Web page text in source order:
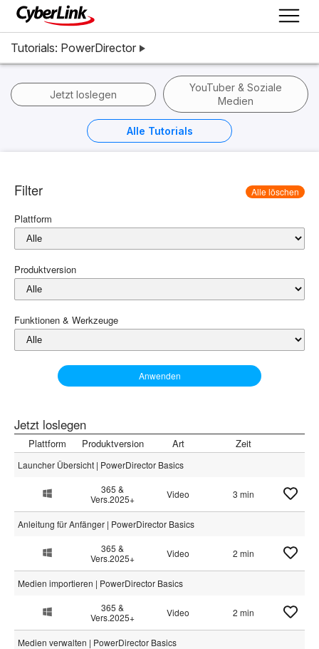
Tutorials: PowerDirector
Jetzt loslegen
YouTuber & Soziale
Medien
Alle Tutorials
Filter Alle löschen
Plattform
Produktversion
Funktionen & Werkzeuge
Anwenden
Jetzt loslegen
Plattform Produktversion Art Zeit
Launcher Übersicht | PowerDirector Basics
365 &
Vers.2025+
Video 3 min
Anleitung für Anfänger | PowerDirector Basics
365 &
Vers.2025+
Video 2 min
Medien importieren | PowerDirector Basics
365 &
Vers.2025+
Video 2 min
Medien verwalten | PowerDirector Basics